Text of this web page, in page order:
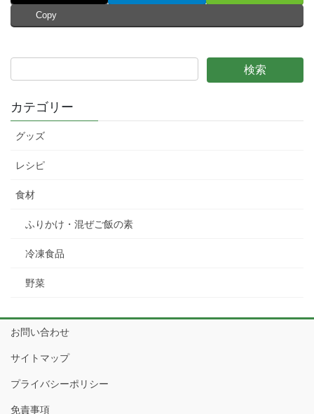
当サイトは、個人情報の重要性を認識し、個人情報を保護するこ
当サイトで取扱う個人情報の取得、利用、管理を適正に行いま
す。当サイトで収集した情報は、利用目的の範囲内で適切に取り
本プライバシーポリシーは、当サイトにおいてのみ適用されま
3．個人情報の取得と利用目的
当サイトで取得する訪問者の個人情報と利用目的、保存期間等は
3-1．コメントを残した際に個人情
報を取得します
Copy
カテゴリー
グッズ
レシピ
食材
ふりかけ・混ぜご飯の素
冷凍食品
野菜
お問い合わせ
サイトマップ
プライバシーポリシー
免責事項